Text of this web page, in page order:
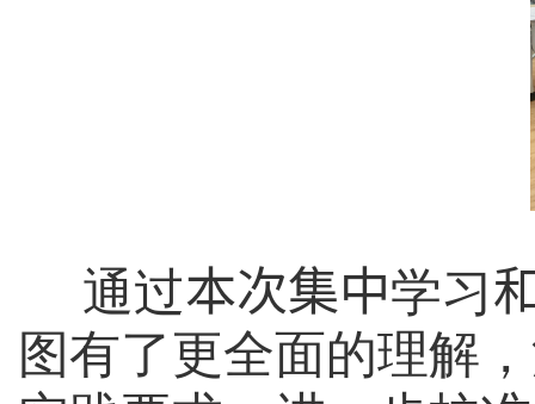
通过本次集中学习
图有了更全面的理解